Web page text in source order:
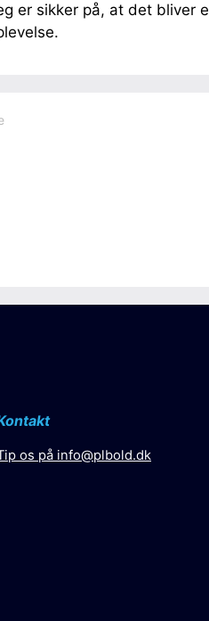
er sikker på, at det bliver
os på info@plbold.dk